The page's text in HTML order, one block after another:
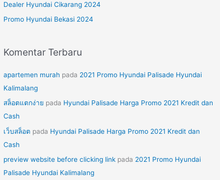
k
:
Dealer Hyundai Cikarang 2024
Promo Hyundai Bekasi 2024
Komentar Terbaru
apartemen murah pada 2021 Promo Hyundai Palisade Hyundai
Kalimalang
สล็อตแตกง่าย pada Hyundai Palisade Harga Promo 2021 Kredit dan
Cash
เว็บสล็อต pada Hyundai Palisade Harga Promo 2021 Kredit dan
Cash
preview website before clicking link pada 2021 Promo Hyundai
Palisade Hyundai Kalimalang